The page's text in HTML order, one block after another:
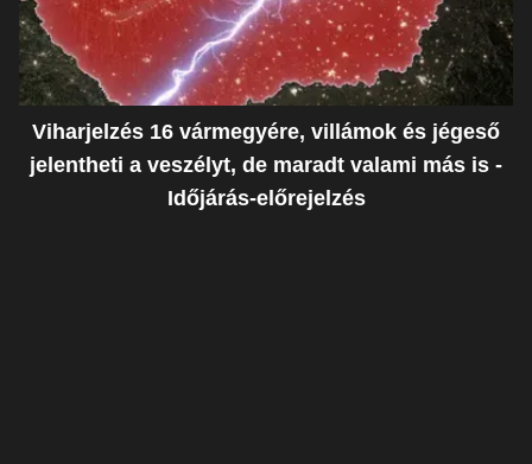
Viharjelzés 16 vármegyére, villámok és jégeső
jelentheti a veszélyt, de maradt valami más is -
Időjárás-előrejelzés